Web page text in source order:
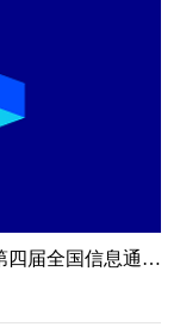
关于举办2026年全国行业职业技能竞赛第四届全国信息通信和互联网行业职业技能竞赛的通知